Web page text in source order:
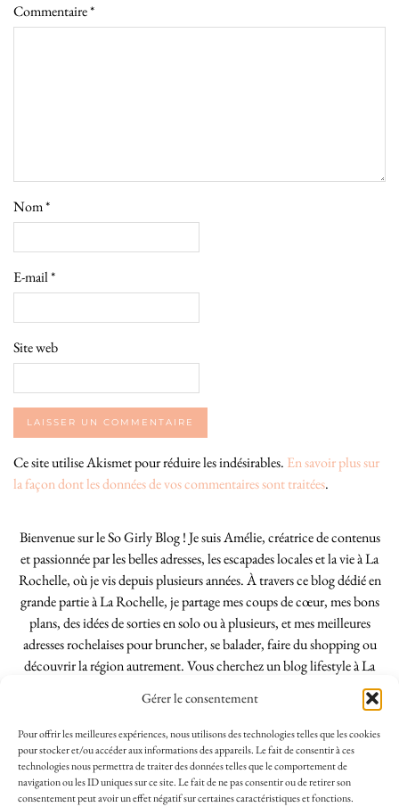
Gérer le consentement
Pour offrir les meilleures expériences, nous utilisons des technologies telles que les cookies
pour stocker et/ou accéder aux informations des appareils. Le fait de consentir à ces
technologies nous permettra de traiter des données telles que le comportement de
navigation ou les ID uniques sur ce site. Le fait de ne pas consentir ou de retirer son
consentement peut avoir un effet négatif sur certaines caractéristiques et fonctions.
Commentaire*
Nom*
E-mail*
Site web
Ce site utilise Akismet pour réduire les indésirables. En savoir plus sur
la façon dont les données de vos commentaires sont traitées.
Bienvenue sur le So Girly Blog ! Je suis Amélie, créatrice de contenus
et passionnée par les belles adresses, les escapades locales et la vie à La
Rochelle, où je vis depuis plusieurs années. À travers ce blog dédié en
grande partie à La Rochelle, je partage mes coups de cœur, mes bons
plans, des idées de sorties en solo ou à plusieurs, et mes meilleures
adresses rochelaises pour bruncher, se balader, faire du shopping ou
découvrir la région autrement. Vous cherchez un blog lifestyle à La
Rochelle, tenu par une locale ? Vous êtes au bon endroit. Que vous
soyez Rochelais·e ou de passage dans notre belle ville, j’espère que mes
articles vous aideront à profiter de La Rochelle comme un·e vrai·e
initié·e. !